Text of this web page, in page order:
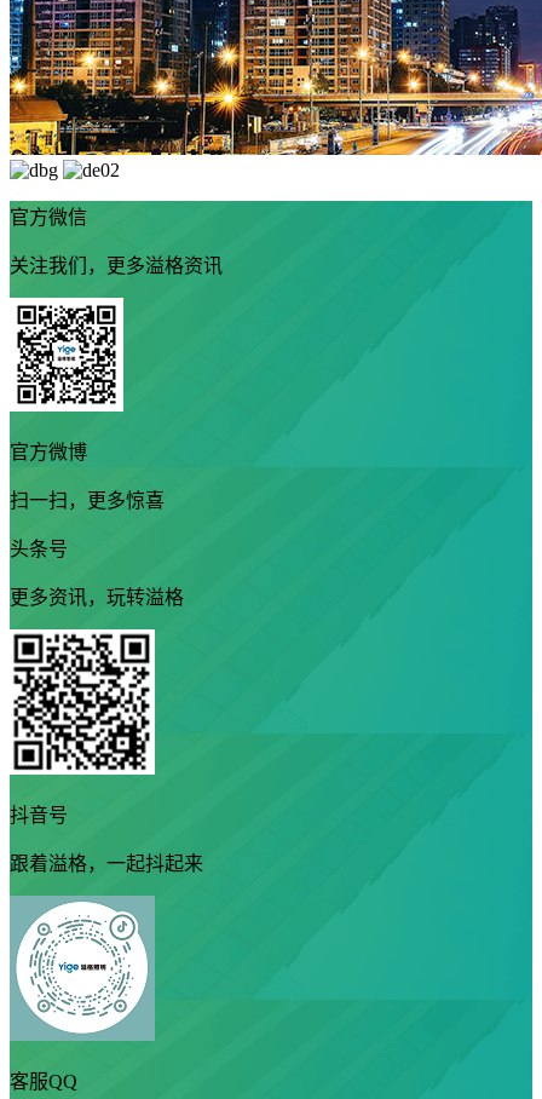
官方微信
关注我们，更多溢格资讯
官方微博
扫一扫，更多惊喜
头条号
更多资讯，玩转溢格
抖音号
跟着溢格，一起抖起来
客服QQ